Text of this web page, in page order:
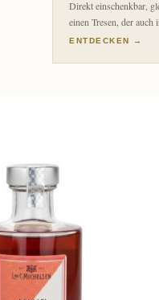
Direkt einschenkbar,
einen Tresen, der
ENTDECKEN →